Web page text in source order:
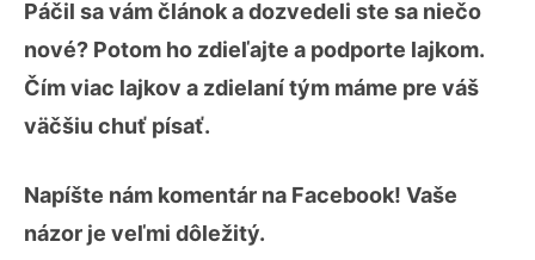
Páčil sa vám článok a dozvedeli ste sa niečo
nové? Potom ho zdieľajte a podporte lajkom.
Čím viac lajkov a zdielaní tým máme pre váš
väčšiu chuť písať.
Napíšte nám komentár na Facebook! Vaše
názor je veľmi dôležitý.